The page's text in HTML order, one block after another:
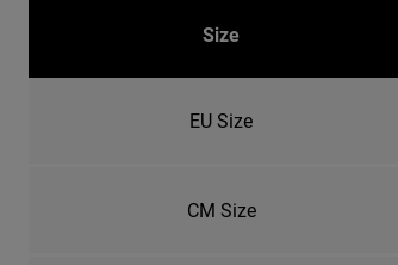
Size
EU Size
CM Size